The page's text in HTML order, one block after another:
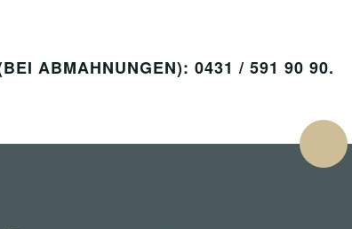
ABMAHNUNGEN): 0431 / 591 90 90.